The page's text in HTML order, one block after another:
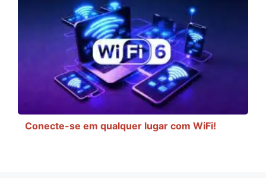
Conecte-se em qualquer lugar com WiFi!